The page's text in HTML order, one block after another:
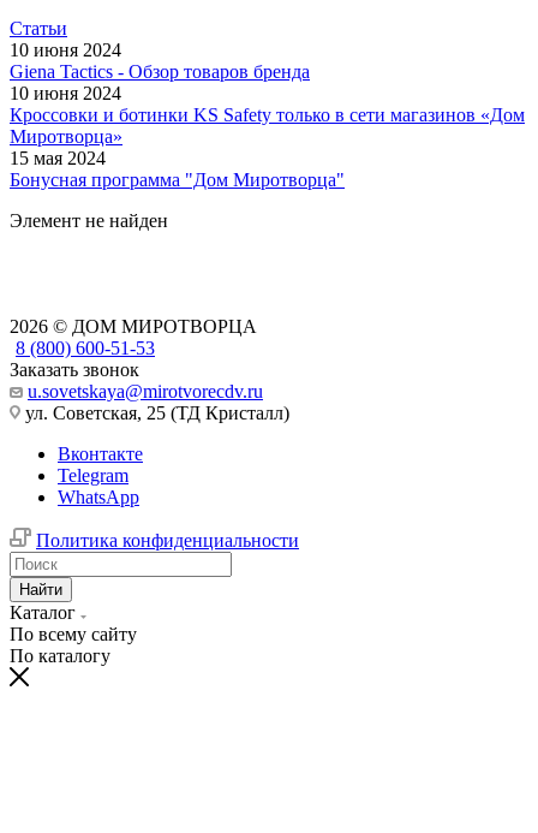
Статьи
10 июня 2024
Giena Tactics - Обзор товаров бренда
10 июня 2024
Кроссовки и ботинки KS Safety только в сети магазинов «Дом
Миротворца»
15 мая 2024
Бонусная программа "Дом Миротворца"
Элемент не найден
2026 © ДОМ МИРОТВОРЦА
8 (800) 600-51-53
Заказать звонок
u.sovetskaya@mirotvorecdv.ru
ул. Советская, 25 (ТД Кристалл)
Вконтакте
Telegram
WhatsApp
Политика конфиденциальности
Найти
Каталог
По всему сайту
По каталогу